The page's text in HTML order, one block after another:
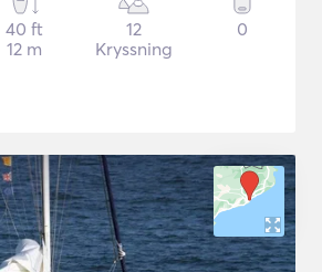
40 ft
12 m
12
Kryssning
0